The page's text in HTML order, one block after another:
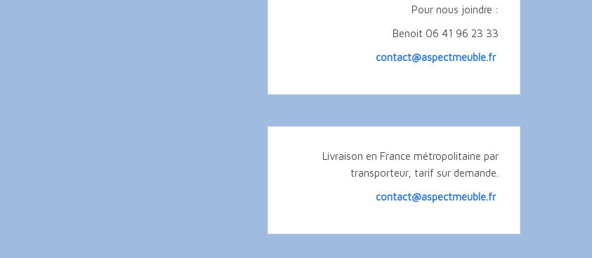
Pour nous joindre :
Benoit 06 41 96 23 33
contact@aspectmeuble.fr
Livraison en France métropolitaine par
transporteur, tarif sur demande.
contact@aspectmeuble.fr